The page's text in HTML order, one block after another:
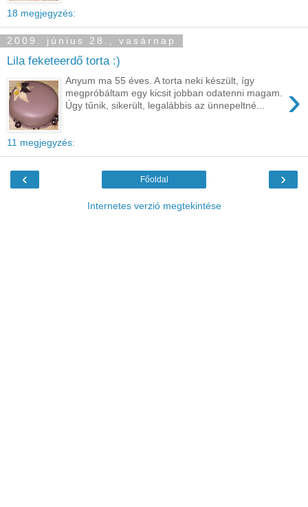
18 megjegyzés:
2009. június 28., vasárnap
Lila feketeerdő torta :)
›
Anyum ma 55 éves. A torta neki készült, így
megpróbáltam egy kicsit jobban odatenni magam.
Úgy tűnik, sikerült, legalábbis az ünnepeltné...
11 megjegyzés:
‹ ›
Főoldal
Internetes verzió megtekintése